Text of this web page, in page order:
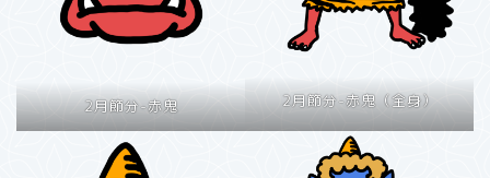
2月節分-赤鬼 2月節分-赤鬼（全身）